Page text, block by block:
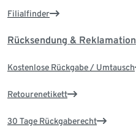
Filialfinder
Rücksendung & Reklamation
Kostenlose Rückgabe / Umtausch
Retourenetikett
30 Tage Rückgaberecht